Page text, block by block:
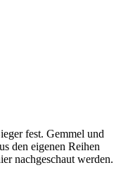
fest. Gemmel und
den eigenen Reihen
nachgeschaut werden.